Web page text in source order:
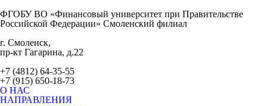
ФГОБУ ВО «Финансовый университет при Правительстве
Российской Федерации» Смоленский филиал
г. Смоленск,
пр-кт Гагарина, д.22
+7 (4812) 64-35-55
+7 (915) 650-18-73
О НАС
НАПРАВЛЕНИЯ